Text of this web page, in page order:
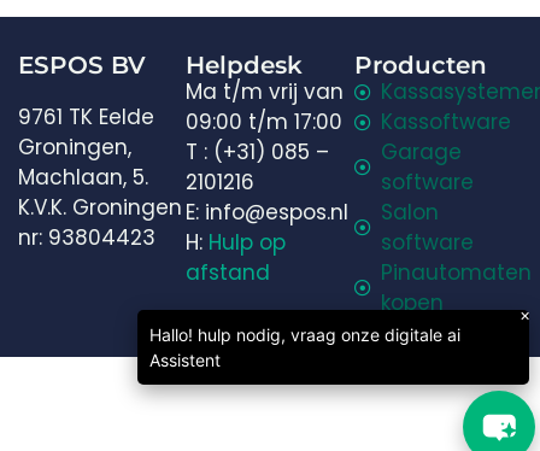
ESPOS BV
9761 TK Eelde
Groningen,
Machlaan, 5.
K.V.K. Groningen
nr: 93804423
Helpdesk
Ma t/m vrij van
09:00 t/m 17:00
T : (+31) 085 –
2101216
E: info@espos.nl
H: Hulp op
afstand
Producten
Kassoftware
Garage
software
Salon
software
Pinautomaten
kopen
Espos B.V. © 2026
Welkom in onze chat!
Laten we beginnen. Voer je e-mailadres in om met
ons te chatten.
Email Address
Hallo! hulp nodig, vraag onze digitale ai
Assistent
×